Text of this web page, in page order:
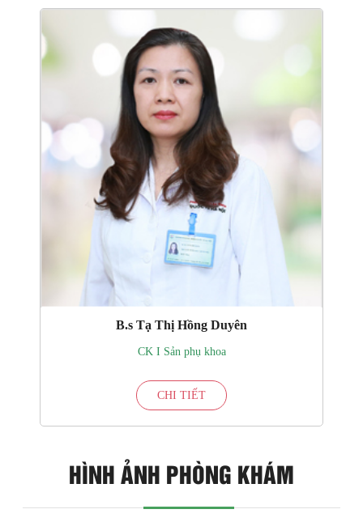
B.s Tạ Thị Hồng Duyên
CK I Sản phụ khoa
CHI TIẾT
HÌNH ẢNH PHÒNG KHÁM